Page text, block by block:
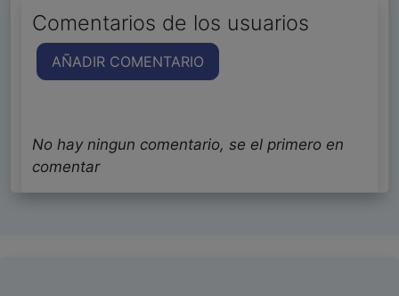
Comentarios de los usuarios
AÑADIR COMENTARIO
No hay ningun comentario, se el primero en
comentar